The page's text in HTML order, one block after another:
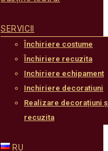
SERVICII
Închiriere costume
Închiriere recuzita
Inchiriere echipament
Inchiriere decoratiuni
Realizare decorațiuni
recuzita
RU